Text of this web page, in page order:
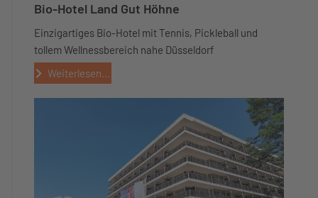
Bio-Hotel Land Gut Höhne
Einzigartiges Bio-Hotel mit Tennis, Pickleball und
tollem Wellnessbereich nahe Düsseldorf
Weiterlesen...